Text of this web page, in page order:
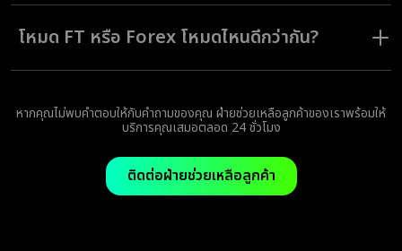
การเทรดโหมด Fixed Time สามารถทำกำไรได้พอ ๆ กับโหมดอื่น ๆ กำไรที่นัก
เทรดได้รับจริงจะขึ้นอยู่กับวิธีดำเนินการคำสั่งเทรดของแต่ละบุคคล และการนำ
กลยุทธ์และประสบการณ์เข้ามาประยุกต์ใช้ในการเทรด
โหมด FT หรือ Forex โหมดไหนดีกว่ากัน?
โหมดการเทรด FT และ Forex ออกแบบมาให้เหมาะสมกับความชอบและ
หากคุณไม่พบคำตอบให้กับคำถามของคุณ ฝ่ายช่วยเหลือลูกค้าของเราพร้อมให้
บริการคุณเสมอตลอด 24 ชั่วโมง
ติดต่อฝ่ายช่วยเหลือลูกค้า